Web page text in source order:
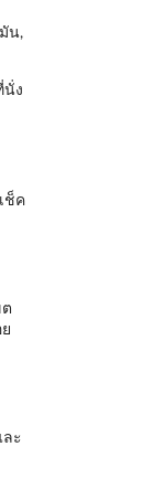
น,
นั่ง
ช็ค
ะ